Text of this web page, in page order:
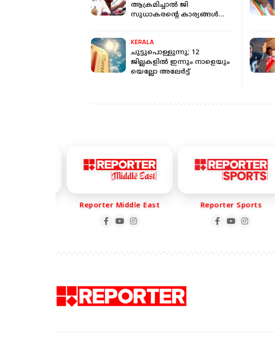
ആക്രമിച്ചാൽ ജി
സുധാകരന്റെ കാര്യങ്ങൾ
ചെറിയാൻ
KERALA
ചുട്ടുപൊള്ളുന്നു; 12
ജില്ലകളില്‍ ഇന്നും നാളെയും
യെല്ലോ അലേര്‍ട്ട്
Reporter Middle East Reporter Sports